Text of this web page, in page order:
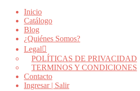
Inicio
Catálogo
Blog
¿Quiénes Somos?
Legal
POLÍTICAS DE PRIVACIDAD
TERMINOS Y CONDICIONES
Contacto
Ingresar | Salir